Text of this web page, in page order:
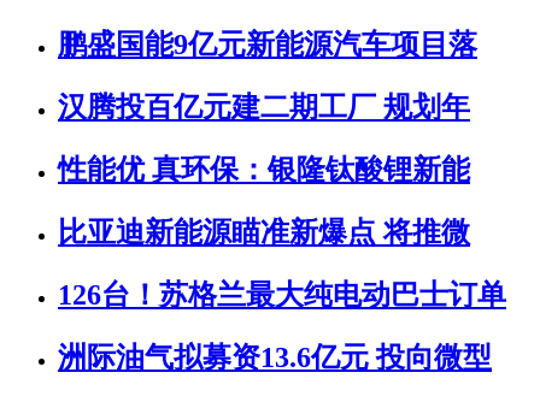
鹏盛国能9亿元新能源汽车项目落
汉腾投百亿元建二期工厂 规划年
性能优 真环保：银隆钛酸锂新能
比亚迪新能源瞄准新爆点 将推微
126台！苏格兰最大纯电动巴士订单
洲际油气拟募资13.6亿元 投向微型